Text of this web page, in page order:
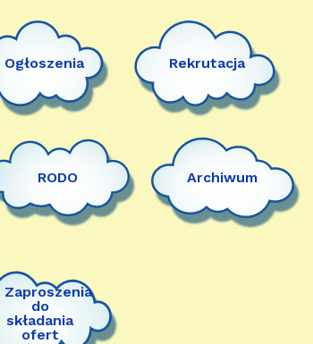
Ogłoszenia Rekrutacja
RODO Archiwum
Zaproszenia
do
składania
ofert